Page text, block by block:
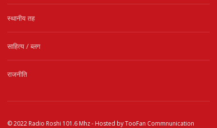
स्थानीय तह
साहित्य / ब्लग
राजनीति
© 2022 Radio Roshi 101.6 Mhz- Hosted byTooFan Commnunication